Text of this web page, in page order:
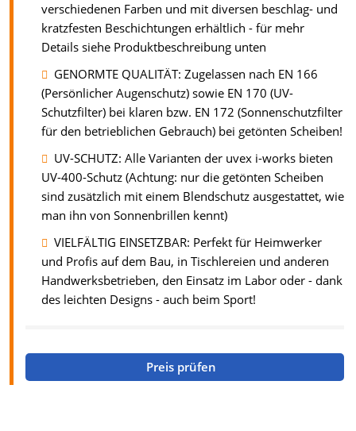
verschiedenen Farben und mit diversen beschlag- und
kratzfesten Beschichtungen erhältlich - für mehr
Details siehe Produktbeschreibung unten
GENORMTE QUALITÄT: Zugelassen nach EN 166
(Persönlicher Augenschutz) sowie EN 170 (UV-
Schutzfilter) bei klaren bzw. EN 172 (Sonnenschutzfilter
für den betrieblichen Gebrauch) bei getönten Scheiben!
UV-SCHUTZ: Alle Varianten der uvex i-works bieten
UV-400-Schutz (Achtung: nur die getönten Scheiben
sind zusätzlich mit einem Blendschutz ausgestattet, wie
man ihn von Sonnenbrillen kennt)
VIELFÄLTIG EINSETZBAR: Perfekt für Heimwerker
und Profis auf dem Bau, in Tischlereien und anderen
Handwerksbetrieben, den Einsatz im Labor oder - dank
des leichten Designs - auch beim Sport!
Preis prüfen